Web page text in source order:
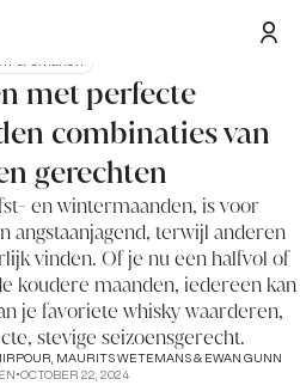
& smaken
met perfecte
combinaties van
gerechten
en wintermaanden, is voor
angstaanjagend, terwijl anderen
vinden. Of je nu een halfvol of
koudere maanden, iedereen kan
je favoriete whisky waarderen,
stevige seizoensgerecht.
MAURITS WETEMANS & EWAN GUNN
•OCTOBER 22, 2024